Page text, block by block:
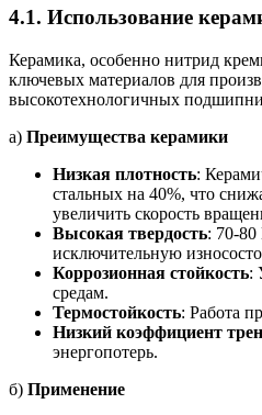
4.1. Использование
Керамика, особенно нитрид
ключевых материалов для
высокотехнологичных
а) Преимущества керамики
Низкая плотность:
стальных на 40%, что
увеличить скорость
Высокая твердость: 70-80
исключительную
Коррозионная стойкость:
средам.
Термостойкость: Работа
Низкий коэффициент
энергопотерь.
б) Применение